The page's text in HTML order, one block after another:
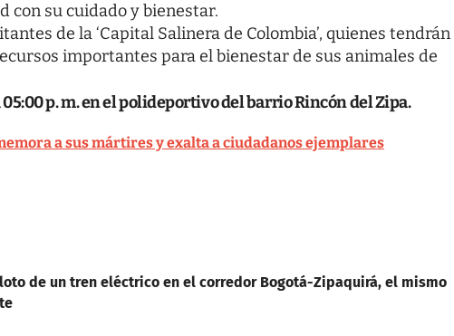
con su cuidado y bienestar.
de la ‘Capital Salinera de Colombia’, quienes tendrán
importantes para el bienestar de sus animales de
p. m. en el polideportivo del barrio Rincón del Zipa.
a sus mártires y exalta a ciudadanos ejemplares
de un tren eléctrico en el corredor Bogotá-Zipaquirá, el mismo